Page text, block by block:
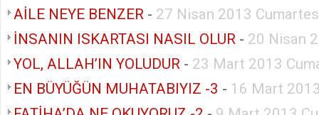
AİLE NEYE BENZER - 27 Nisan 2013
İNSANIN ISKARTASI NASIL OLUR - 20 Nisan
YOL, ALLAH’IN YOLUDUR - 23 Mart 2013
EN BÜYÜĞÜN MUHATABIYIZ -3 - 16 Mart